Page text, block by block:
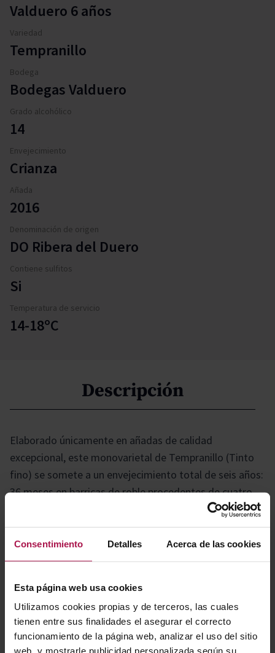
Consentimiento Detalles Acerca de las cookies
Esta página web usa cookies
Utilizamos cookies propias y de terceros, las cuales
tienen entre sus finalidades el asegurar el correcto
funcionamiento de la página web, analizar el uso del sitio
web, y mostrarle publicidad personalizada según su
Valduero 6 años
Variedad
Tempranillo
Bodega
Bodegas Valduero
Grado alcohólico
14
Envejecimiento
Crianza
Añada
2016
Denominación de origen
DO Ribera del Duero
Contiene sulfitos
Si
Temperatura de servicio
14-18ºC
Descripción
Elaborado únicamente en añadas de calidad
excepcional, este monovarietal de Tempranillo (Tinto
fino) se somete a un envejecimiento total de seis años:
36 meses en barricas de roble procedentes de cuatro
orígenes distintos y 36 meses adicionales en botella en
la cava centenaria de la bodega ribereña. El resultado
es un tinto artesanal de gran carácter y excelente
potencial de guarda.
Gastronomía